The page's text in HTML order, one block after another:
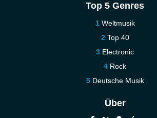
Top 5 Genres
Weltmusik
Top 40
Electronic
Rock
Deutsche Musik
Über